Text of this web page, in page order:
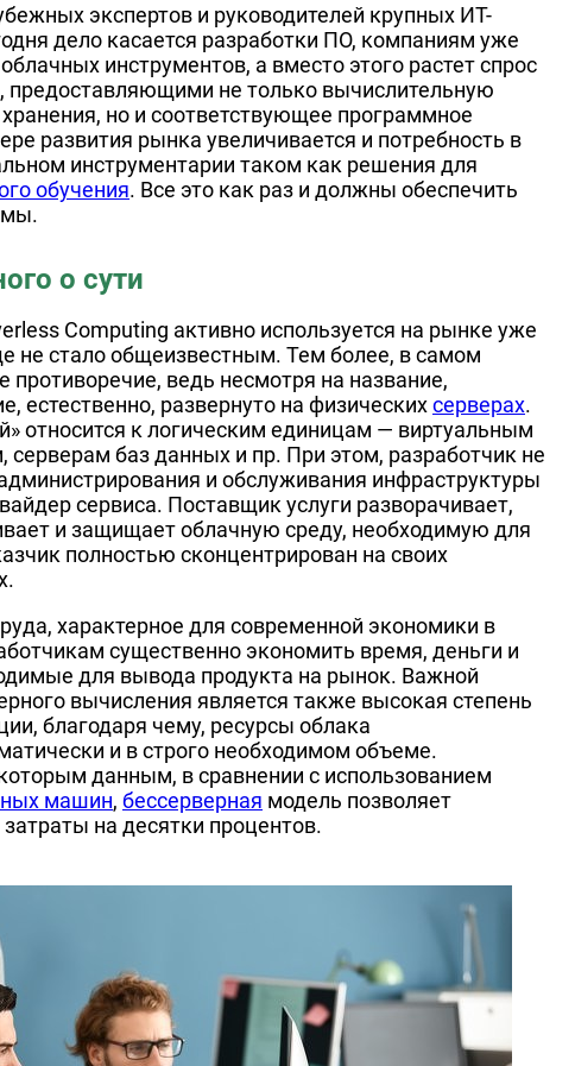
экспертов и руководителей крупных ИТ-
дело касается разработки ПО, компаниям уже
инструментов, а вместо этого растет спрос
предоставляющими не только вычислительную
но и соответствующее программное
развития рынка увеличивается и потребность в
инструментарии таком как решения для
обучения. Все это как раз и должны обеспечить
о сути
Computing активно используется на рынке уже
не стало общеизвестным. Тем более, в самом
противоречие, ведь несмотря на название,
естественно, развернуто на физическихсерверах.
относится к логическим единицам — виртуальным
баз данных и пр. При этом, разработчик не
и обслуживания инфраструктуры
сервиса. Поставщик услуги разворачивает,
и защищает облачную среду, необходимую для
полностью сконцентрирован на своих
характерное для современной экономики в
существенно экономить время, деньги и
для вывода продукта на рынок. Важной
вычисления является также высокая степень
благодаря чему, ресурсы облака
и в строго необходимом объеме.
данным, в сравнении с использованием
машин, бессерверная модель позволяет
на десятки процентов.